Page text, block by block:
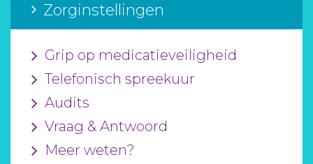
Zorginstellingen
Grip op medicatieveiligheid
Telefonisch spreekuur
Audits
Vraag & Antwoord
Meer weten?